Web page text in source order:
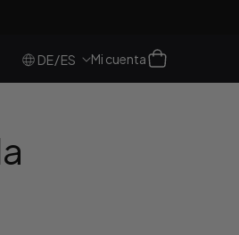
DE/ES Mi cuenta
Iniciar
Carro